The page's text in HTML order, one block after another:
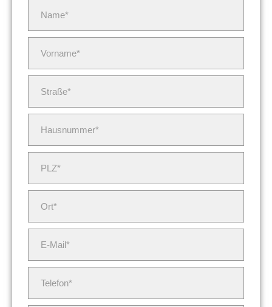
Name*
Vorname*
Straße*
Hausnummer*
PLZ*
Ort*
E-Mail*
Telefon*